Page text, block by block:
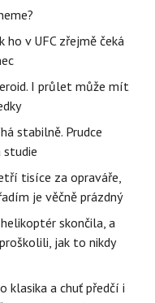
ho v UFC zřejmě čeká
I průlet může mít
stabilně. Prudce
studie
tisíce za opraváře,
je věčně prázdný
skončila, a
jak to nikdy
klasika a chuť předčí i